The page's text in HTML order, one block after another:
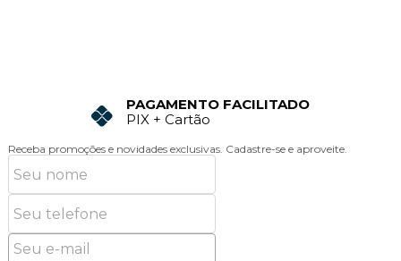
PAGAMENTO FACILITADO
PIX + Cartão
Receba promoções e novidades exclusivas. Cadastre-se e aproveite.